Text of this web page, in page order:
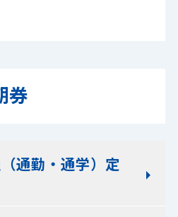
券
通勤・通学）定